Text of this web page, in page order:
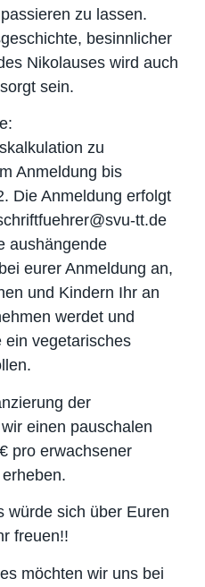
zu lassen.
besinnlicher
Nikolauses wird auch
sein.
zu
Anmeldung bis
Die Anmeldung erfolgt
tt.de
aushängende
eurer Anmeldung an,
und Kindern Ihr an
werdet und
ein vegetarisches
der
einen pauschalen
pro erwachsener
würde sich über Euren
freuen!!
möchten wir uns bei